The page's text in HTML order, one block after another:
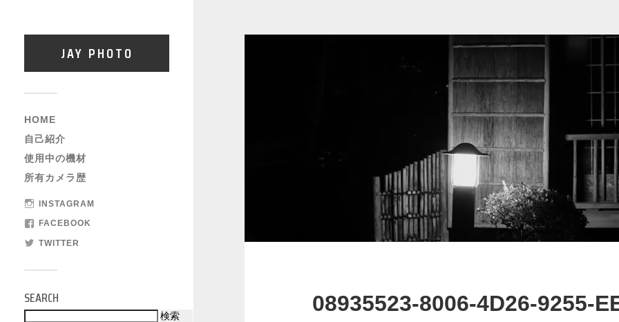
JAY PHOTO
HOME
自己紹介
使用中の機材
所有カメラ歴
INSTAGRAM
FACEBOOK
TWITTER
SEARCH
検索
08935523-8006-4D26-9255-